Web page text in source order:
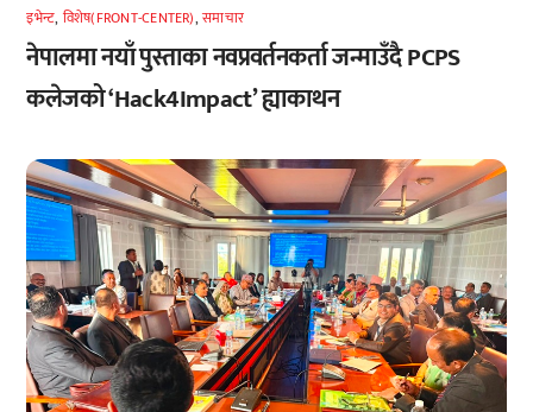
इभेन्ट, विशेष(FRONT-CENTER),समाचार
नेपालमा नयाँ पुस्ताका नवप्रवर्तनकर्ता जन्माउँदै PCPS
कलेजको ‘Hack4Impact’ ह्याकाथन